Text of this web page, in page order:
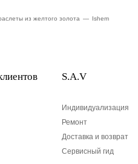
из желтого золота Ishem
S.A.V
Индивидуализация
Ремонт
Доставка и возврат
Сервисный гид